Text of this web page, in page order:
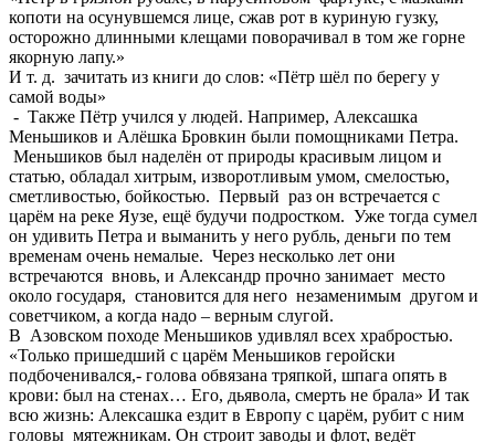
копоти на осунувшемся лице, сжав рот в куриную гузку,
осторожно длинными клещами поворачивал в том же горне
якорную лапу.»
И т. д. зачитать из книги до слов: «Пётр шёл по берегу у
самой воды»
- Также Пётр учился у людей. Например, Алексашка
Меньшиков и Алёшка Бровкин были помощниками Петра.
Меньшиков был наделён от природы красивым лицом и
статью, обладал хитрым, изворотливым умом, смелостью,
сметливостью, бойкостью. Первый раз он встречается с
царём на реке Яузе, ещё будучи подростком. Уже тогда сумел
он удивить Петра и выманить у него рубль, деньги по тем
временам очень немалые. Через несколько лет они
встречаются вновь, и Александр прочно занимает место
около государя, становится для него незаменимым другом и
советчиком, а когда надо – верным слугой.
В Азовском походе Меньшиков удивлял всех храбростью.
«Только пришедший с царём Меньшиков геройски
подбоченивался,- голова обвязана тряпкой, шпага опять в
крови: был на стенах… Его, дьявола, смерть не брала» И так
всю жизнь: Алексашка ездит в Европу с царём, рубит с ним
головы мятежникам. Он строит заводы и флот, ведёт